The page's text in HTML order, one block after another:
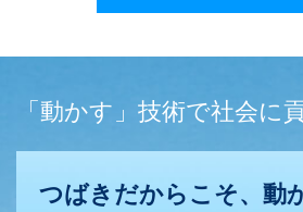
「動かす」技術で社会に
つばきだからこそ、動